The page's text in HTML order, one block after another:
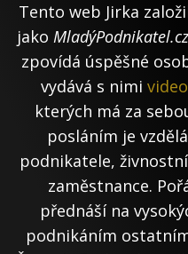
Tento web Jirka
jako MladýPodnikatel.cz
zpovídá úspěšné
vydává s nimi
kterých má za
posláním je
podnikatele,
zaměstnance.
přednáší na
podnikáním